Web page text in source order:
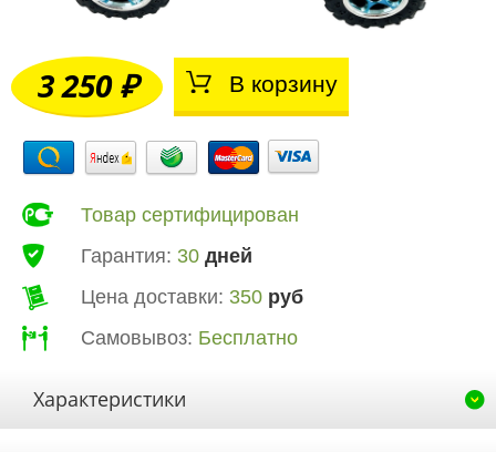
3 250 ₽ В корзину
Товар сертифицирован
Гарантия: 30 дней
Цена доставки: 350 руб
Самовывоз: Бесплатно
Характеристики